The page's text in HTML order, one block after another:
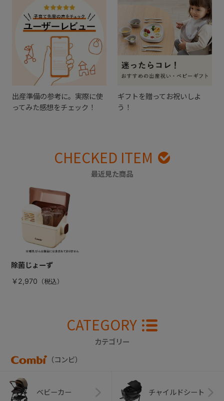
出産準備の参考に。実際に使
ってみた感想をチェック！
ギフトを贈ってお祝いしよ
う！
CHECKED ITEM
最近見た商品
除菌じょーず
￥2,970
CATEGORY
カテゴリー
（コンビ）
ベビーカー チャイルドシート